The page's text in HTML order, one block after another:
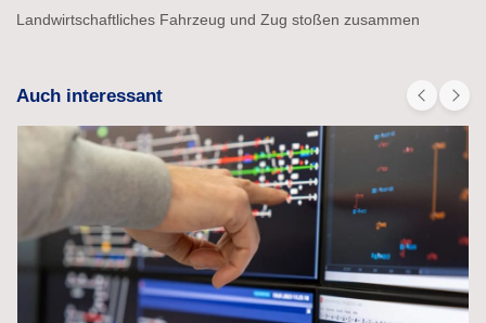
Landwirtschaftliches Fahrzeug und Zug stoßen zusammen
Auch interessant